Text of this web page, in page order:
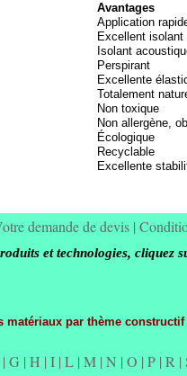
Avantages
Application
Excellent
Isolant
Perspirant
Excellente
Totalement
Non toxique
Non allergène,
Écologique
Recyclable
Excellente
et technologies, cliquez
demande de devis |
matériaux par thème constructif
| G | H | I | L | M | N | O | P | R |